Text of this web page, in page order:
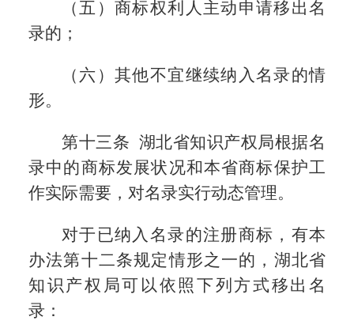
（五）商标权利人主动申请移出名
录的；
（六）其他不宜继续纳入名录的情
形。
第十三条 湖北省知识产权局根据名
录中的商标发展状况和本省商标保护工
作实际需要，对名录实行动态管理。
对于已纳入名录的注册商标，有本
办法第十二条规定情形之一的，湖北省
知识产权局可以依照下列方式移出名
录：